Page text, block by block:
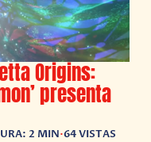
Origins:
presenta
2 MIN•64 VISTAS